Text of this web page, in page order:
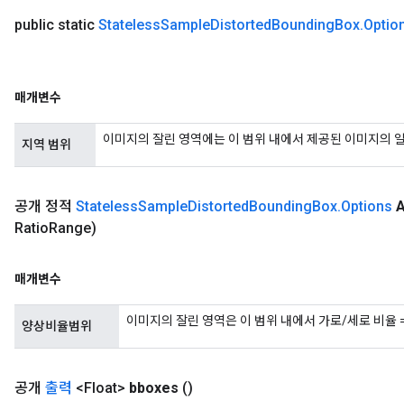
public static StatelessSampleDistortedBoundingBox.
매개변수
지역 범위 이미지의 잘린 영역에는 이 범위 내에서 제공된 이미지의
공개 정적 StatelessSampleDistortedBoundingBox.Options
RatioRange)
매개변수
양상비율범위 이미지의 잘린 영역은 이 범위 내에서 가로/세로 비율
공개 출력 <Float> bboxes ()